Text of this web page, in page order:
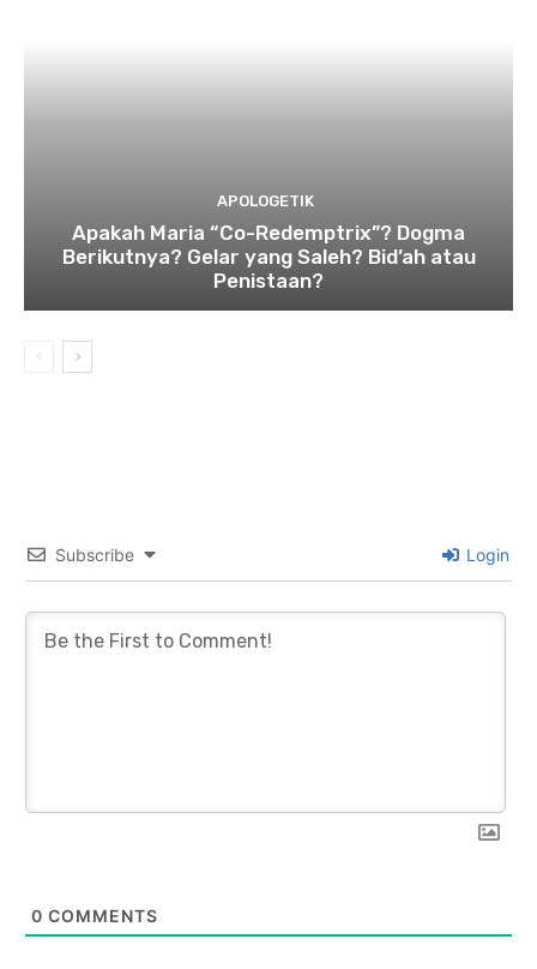
APOLOGETIK
Apakah Maria “Co-Redemptrix”? Dogma
Berikutnya? Gelar yang Saleh? Bid’ah atau
Penistaan?
Subscribe Login
0 COMMENTS